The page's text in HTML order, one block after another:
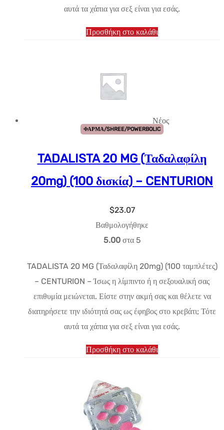
αυτά τα χάπια για σεξ είναι για εσάς.
Προσθήκη στο καλάθι
Νέος
ΦΑΡΜΑ/SHREE/POWERBOLIC
TADALISTA 20 MG (Ταδαλαφίλη
20mg) (100 δισκία) – CENTURION
$23.07
Βαθμολογήθηκε
5.00στα 5
TADALISTA 20 MG (Ταδαλαφίλη 20mg) (100 ταμπλέτες)
– CENTURION – Ίσως η λίμπιντο ή η σεξουαλική σας
επιθυμία μειώνεται. Είστε στην ακμή σας και θέλετε να
διατηρήσετε την ιδιότητά σας ως έφηβος στο κρεβάτι; Τότε
αυτά τα χάπια για σεξ είναι για εσάς.
Προσθήκη στο καλάθι